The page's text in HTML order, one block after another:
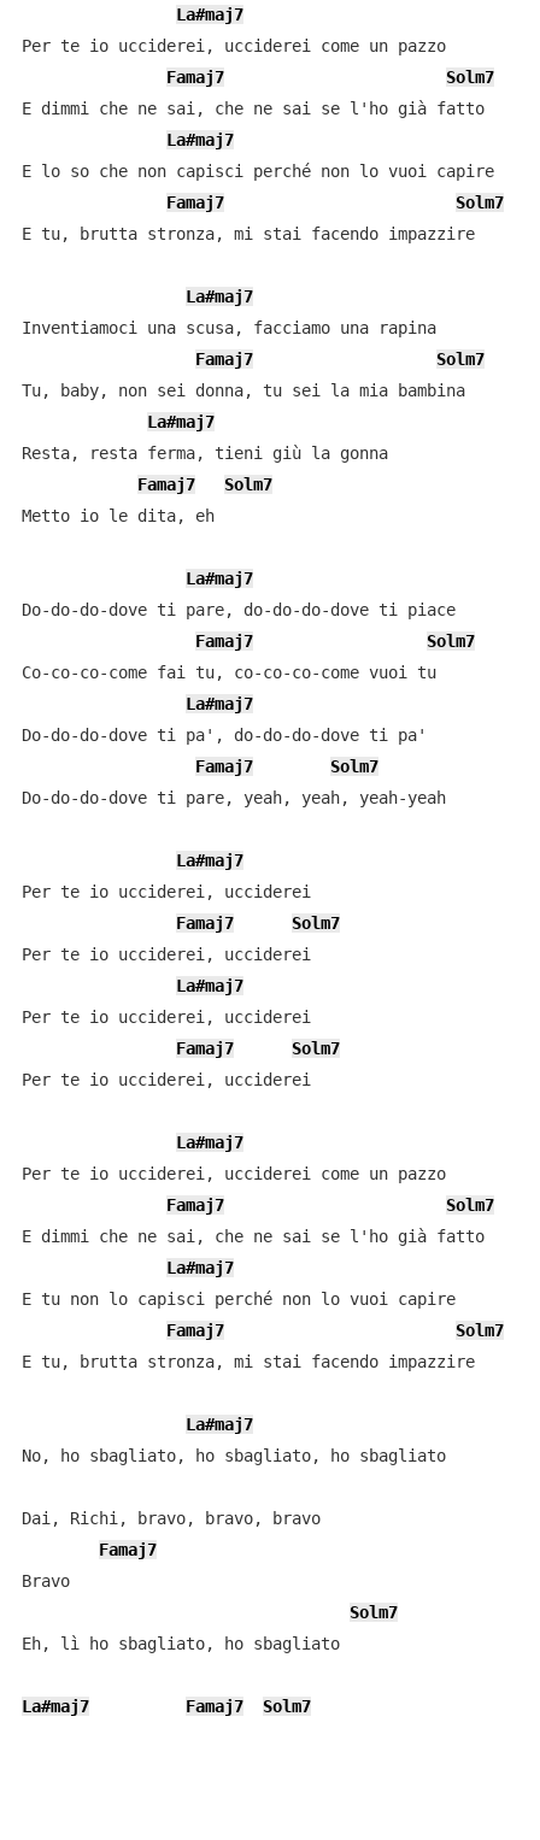
La#maj7
Per te io ucciderei, ucciderei come un pazzo
Famaj7
Solm7
E dimmi che ne sai, che ne sai se l'ho già fatto
La#maj7
E lo so che non capisci perché non lo vuoi capire
Famaj7
Solm7
E tu, brutta stronza, mi stai facendo impazzire
La#maj7
Inventiamoci una scusa, facciamo una rapina
Famaj7
Solm7
Tu, baby, non sei donna, tu sei la mia bambina
La#maj7
Resta, resta ferma, tieni giù la gonna
Famaj7
Solm7
Metto io le dita, eh
La#maj7
Do-do-do-dove ti pare, do-do-do-dove ti piace
Famaj7
Solm7
Co-co-co-come fai tu, co-co-co-come vuoi tu
La#maj7
Do-do-do-dove ti pa', do-do-do-dove ti pa'
Famaj7
Solm7
Do-do-do-dove ti pare, yeah, yeah, yeah-yeah
La#maj7
Per te io ucciderei, ucciderei
Famaj7
Solm7
Per te io ucciderei, ucciderei
La#maj7
Per te io ucciderei, ucciderei
Famaj7
Solm7
Per te io ucciderei, ucciderei
La#maj7
Per te io ucciderei, ucciderei come un pazzo
Famaj7
Solm7
E dimmi che ne sai, che ne sai se l'ho già fatto
La#maj7
E tu non lo capisci perché non lo vuoi capire
Famaj7
Solm7
E tu, brutta stronza, mi stai facendo impazzire
La#maj7
No, ho sbagliato, ho sbagliato, ho sbagliato
Dai, Richi, bravo, bravo, bravo
Famaj7
Bravo
Solm7
Eh, lì ho sbagliato, ho sbagliato
La#maj7 Famaj7 Solm7